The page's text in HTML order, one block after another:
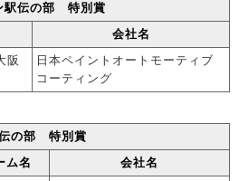
駅伝の部 特別賞
会社名
阪
日本ペイントオートモーティブ
コーティング
の部 特別賞
ム名
会社名